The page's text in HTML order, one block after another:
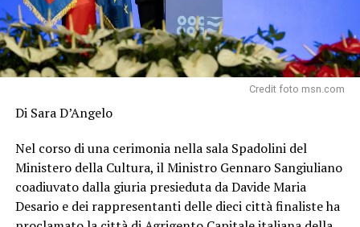
Credit foto msn.com
Di Sara D’Angelo
Nel corso di una cerimonia nella sala Spadolini del
Ministero della Cultura, il Ministro Gennaro Sangiuliano
coadiuvato dalla giuria presieduta da Davide Maria
Desario e dei rappresentanti delle dieci città finaliste ha